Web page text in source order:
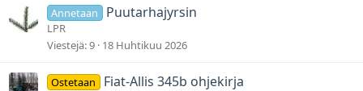
Annetaan Puutarhajyrsin
LPR
Viestejä 9 18 Huhtikuu 2026
Ostetaan Fiat-Allis 345b ohjekirja